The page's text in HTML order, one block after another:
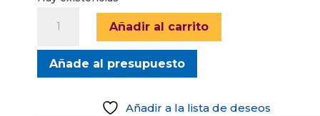
PREESCRITURA
cantidad
Añadir al carrito
Añade al presupuesto
Añadir a la lista de deseos